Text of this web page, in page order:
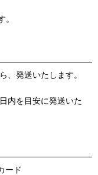
、発送いたします。
内を目安に発送いた
ード